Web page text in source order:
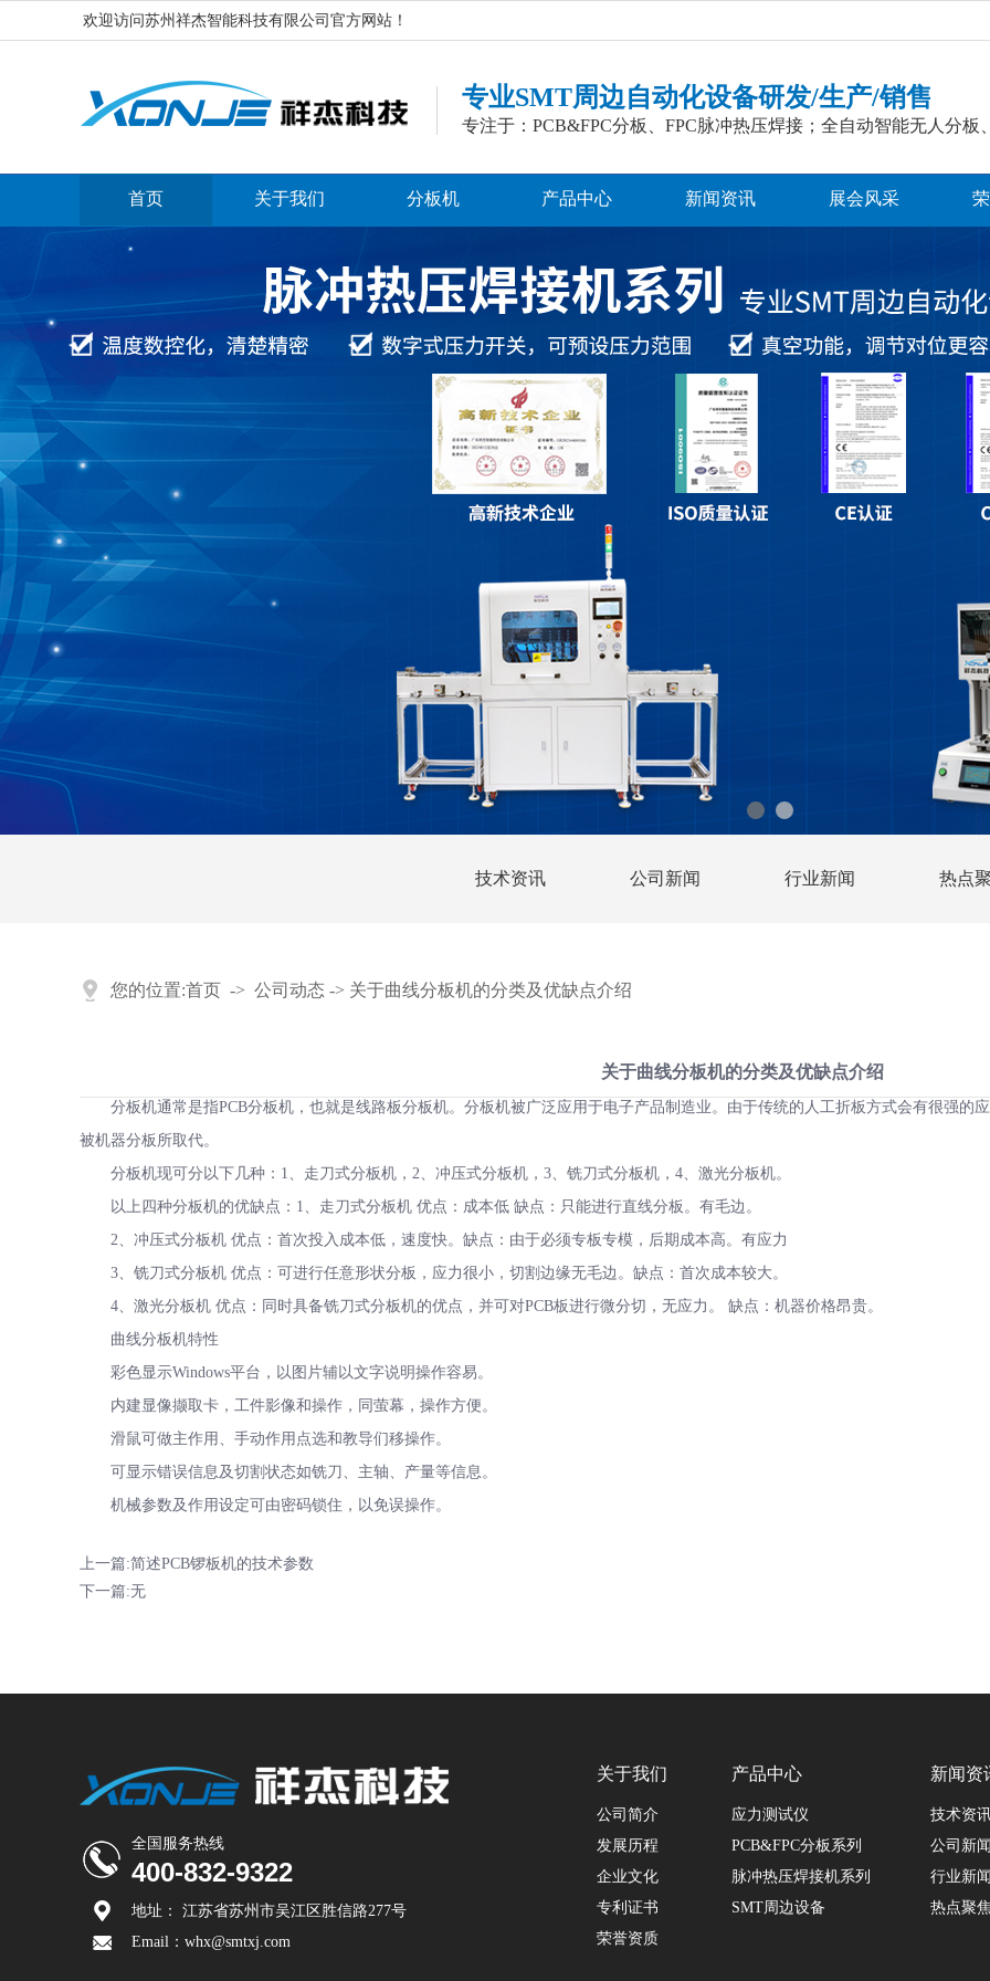
欢迎访问苏州祥杰智能科技有限公司官方网站！
专业SMT周边自动化设备研发/生产/销售
专注于：PCB&FPC分板、FPC脉冲热压焊接；全自动智能无人分板
首页 关于我们 分板机 产品中心 新闻资讯 展会风采
技术资讯 公司新闻 行业新闻 热点
您的位置:首页 -> 公司动态 -> 关于曲线分板机的分类及优缺点介绍
关于曲线分板机的分类及优缺点介绍
分板机通常是指PCB分板机，也就是线路板分板机。分板机被广泛应用于电子产品制造业。由于传统的人工折板方式会有很强的
被机器分板所取代。
分板机现可分以下几种：1、走刀式分板机，2、冲压式分板机，3、铣刀式分板机，4、激光分板机。
以上四种分板机的优缺点：1、走刀式分板机 优点：成本低 缺点：只能进行直线分板。有毛边。
2、冲压式分板机 优点：首次投入成本低，速度快。缺点：由于必须专板专模，后期成本高。有应力
3、铣刀式分板机 优点：可进行任意形状分板，应力很小，切割边缘无毛边。缺点：首次成本较大。
4、激光分板机 优点：同时具备铣刀式分板机的优点，并可对PCB板进行微分切，无应力。 缺点：机器价格昂贵。
曲线分板机特性
彩色显示Windows平台，以图片辅以文字说明操作容易。
内建显像撷取卡，工件影像和操作，同萤幕，操作方便。
滑鼠可做主作用、手动作用点选和教导们移操作。
可显示错误信息及切割状态如铣刀、主轴、产量等信息。
机械参数及作用设定可由密码锁住，以免误操作。
上一篇:简述PCB锣板机的技术参数
下一篇:无
产品中心
应力测试仪
PCB&FPC分板系列
脉冲热压焊接机系列
SMT周边设备
新闻资
技术资
公司新
行业新
热点聚
关于我们
公司简介
发展历程
企业文化
专利证书
荣誉资质
地址： 江苏省苏州市吴江区胜信路277号
Email：whx@smtxj.com
全国服务热线
400-832-9322